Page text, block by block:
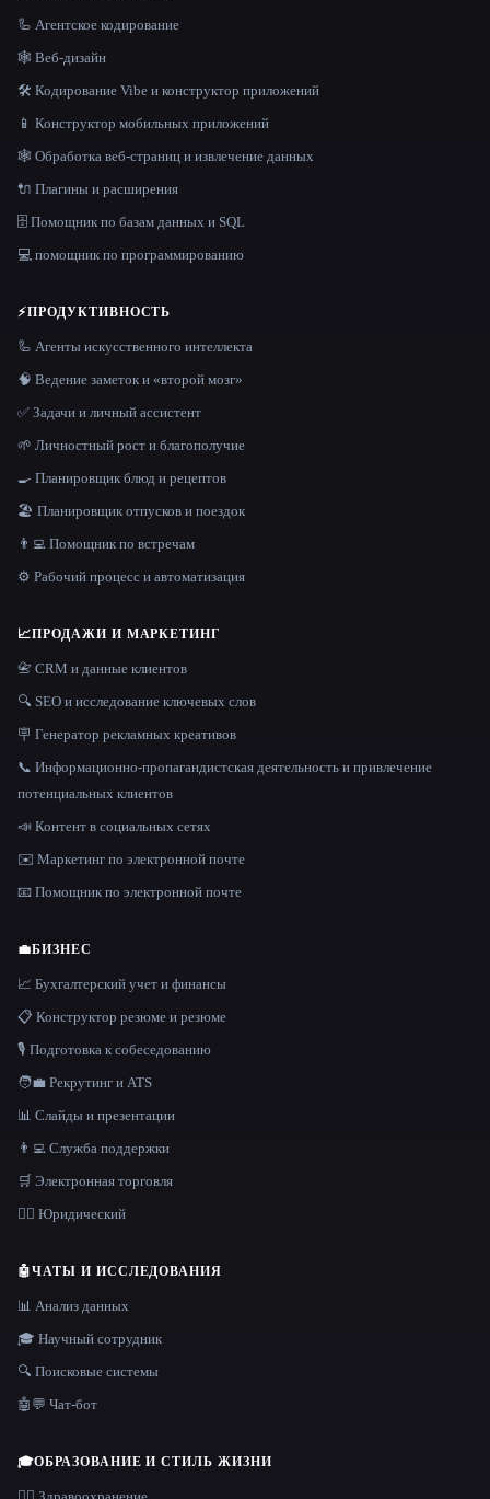
🦾 Агентское кодирование
🕸 Веб-дизайн
🛠️ Кодирование Vibe и конструктор приложений
📱 Конструктор мобильных приложений
🕸️ Обработка веб-страниц и извлечение данных
🔌 Плагины и расширения
🗄️ Помощник по базам данных и SQL
💻 помощник по программированию
⚡ПРОДУКТИВНОСТЬ
🦾 Агенты искусственного интеллекта
🧠 Ведение заметок и «второй мозг»
✅ Задачи и личный ассистент
🌱 Личностный рост и благополучие
🍳 Планировщик блюд и рецептов
🏖 Планировщик отпусков и поездок
👨‍💻 Помощник по встречам
⚙️ Рабочий процесс и автоматизация
📈ПРОДАЖИ И МАРКЕТИНГ
📇 CRM и данные клиентов
🔍 SEO и исследование ключевых слов
🪧 Генератор рекламных креативов
📞 Информационно-пропагандистская деятельность и привлечение
потенциальных клиентов
📣 Контент в социальных сетях
✉️ Маркетинг по электронной почте
📧 Помощник по электронной почте
💼БИЗНЕС
📈 Бухгалтерский учет и финансы
📋 Конструктор резюме и резюме
🎙️ Подготовка к собеседованию
🧑‍💼 Рекрутинг и ATS
📊 Слайды и презентации
👨‍💻 Служба поддержки
🛒 Электронная торговля
👩‍⚖️ Юридический
🤖ЧАТЫ И ИССЛЕДОВАНИЯ
📊 Анализ данных
🎓 Научный сотрудник
🔍 Поисковые системы
🤖💬 Чат-бот
🎓ОБРАЗОВАНИЕ И СТИЛЬ ЖИЗНИ